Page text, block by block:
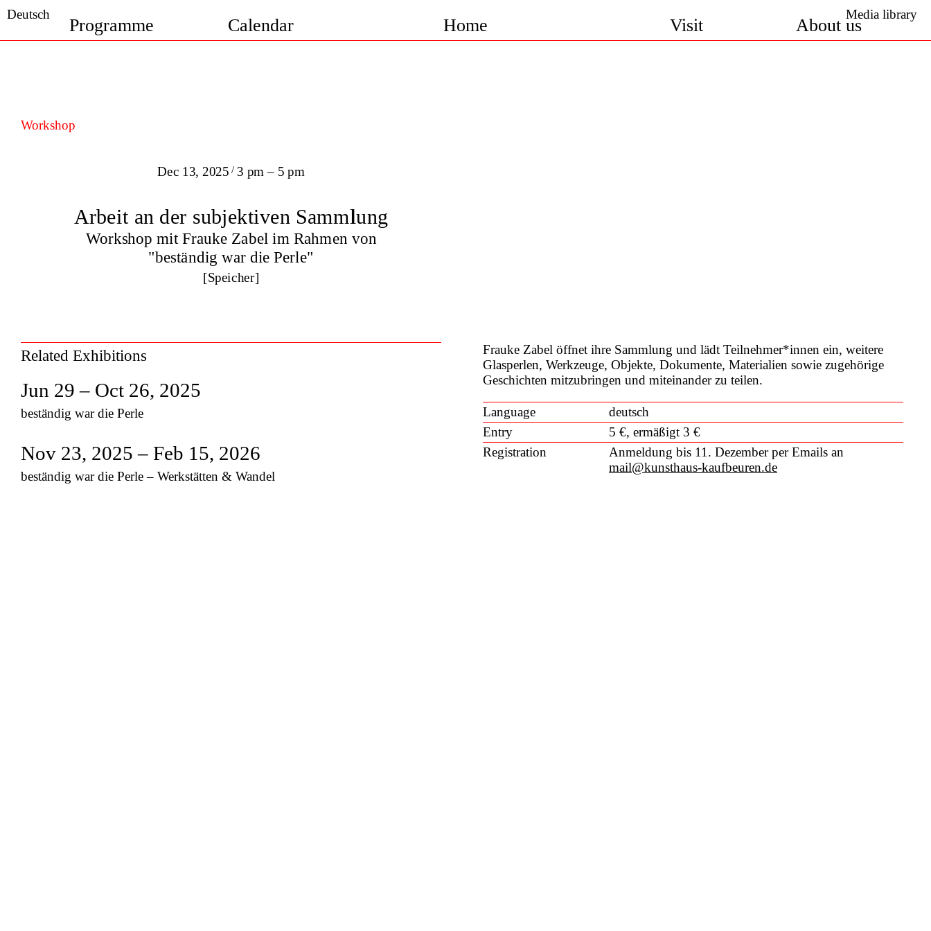
Home
Programme Calendar Visit About us
Deutsch Media library
Workshop
Dec 13, 2025 / 3 pm – 5 pm
Arbeit an der subjektiven Sammlung
Workshop mit Frauke Zabel im Rahmen von
"beständig war die Perle"
[Speicher]
Related Exhibitions
Jun 29 – Oct 26, 2025
beständig war die Perle
Nov 23, 2025 – Feb 15, 2026
beständig war die Perle – Werkstätten & Wandel
Frauke Zabel öffnet ihre Sammlung und lädt Teilnehmer*innen ein, weitere
Glasperlen, Werkzeuge, Objekte, Dokumente, Materialien sowie zugehörige
Geschichten mitzubringen und miteinander zu teilen.
Language
deutsch
Entry
5 €, ermäßigt 3 €
Registration
Anmeldung bis 11. Dezember per Emails an
mail@kunsthaus-kaufbeuren.de